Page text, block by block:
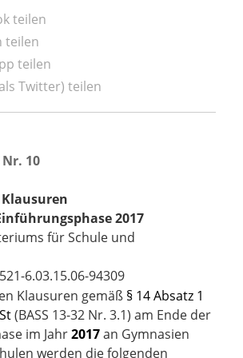
teilen
teilen
teilen
Twitter) teilen
Nr. 10
2017
für Schule und
6.03.15.06-94309
Klausuren gemäß § 14 Absatz 1
(BASS 13-32 Nr. 3.1) am Ende der
im Jahr2017an Gymnasien
werden die folgenden